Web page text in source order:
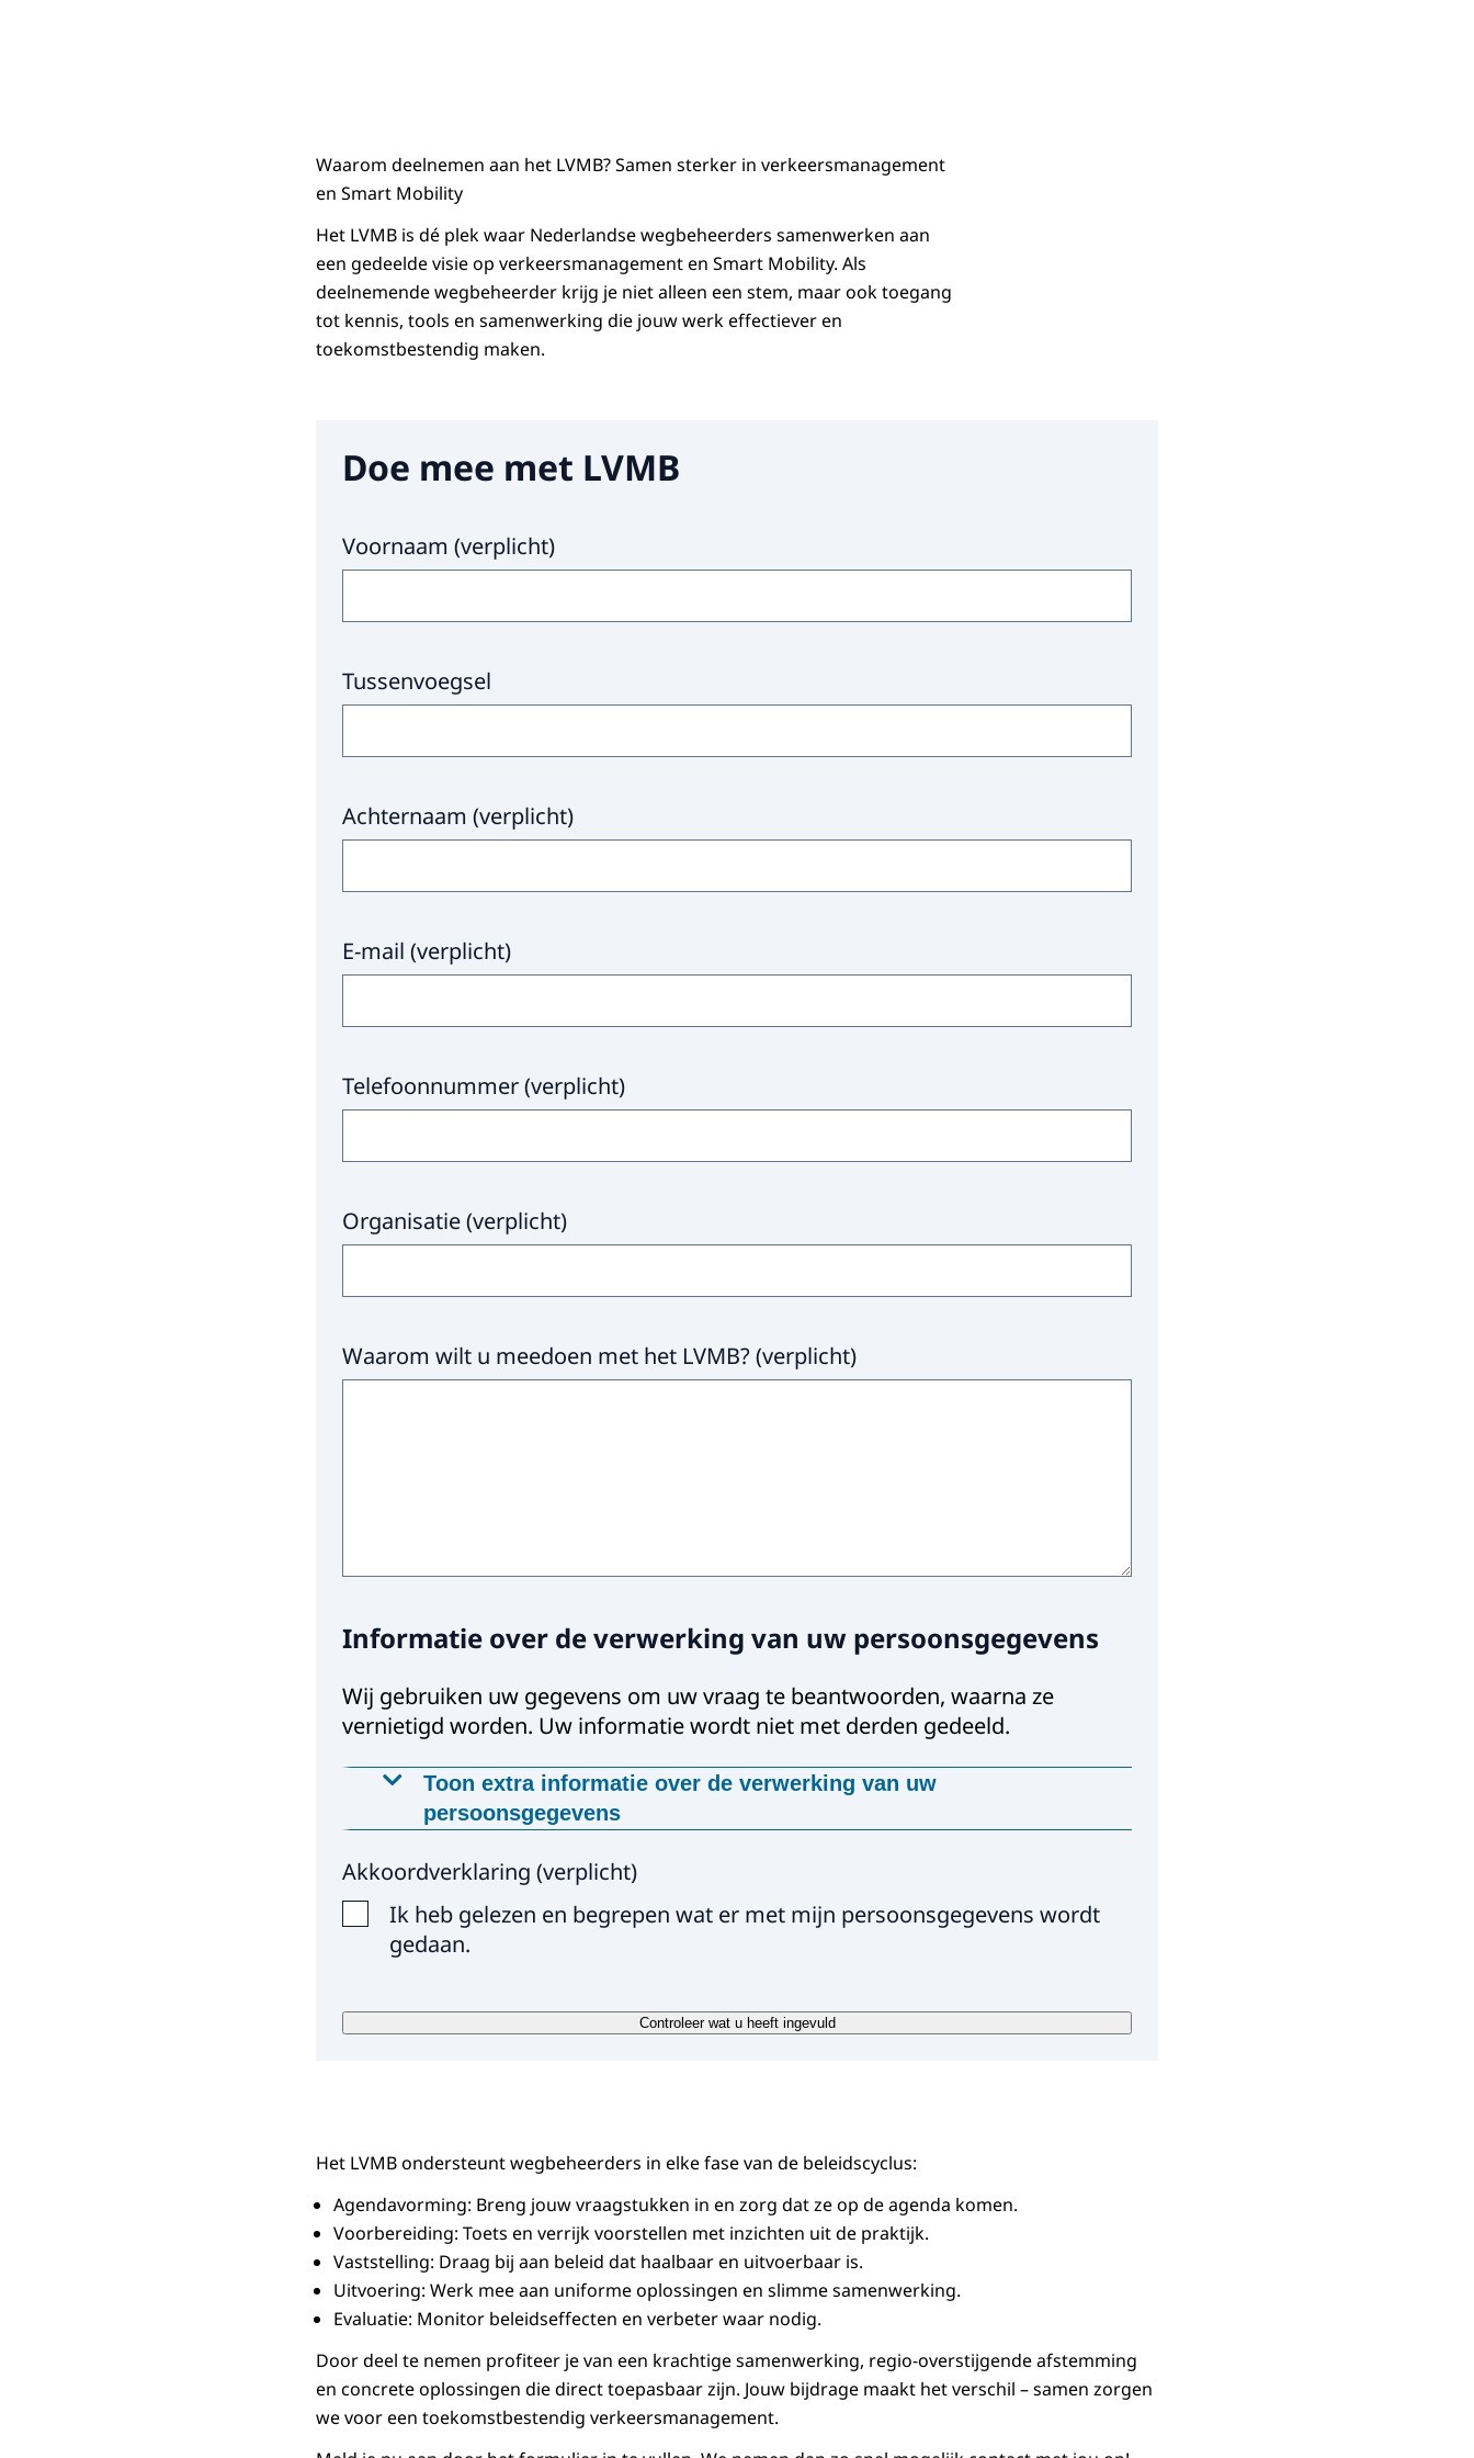
Waarom deelnemen aan het LVMB? Samen sterker in verkeersmanagement
en Smart Mobility
Het LVMB is dé plek waar Nederlandse wegbeheerders samenwerken aan
een gedeelde visie op verkeersmanagement en Smart Mobility. Als
deelnemende wegbeheerder krijg je niet alleen een stem, maar ook toegang
tot kennis, tools en samenwerking die jouw werk effectiever en
toekomstbestendig maken.
Doe mee met LVMB
Voornaam (verplicht)
Tussenvoegsel
Achternaam (verplicht)
E-mail (verplicht)
Telefoonnummer(verplicht)
Organisatie(verplicht)
Waarom wilt u meedoen met het LVMB?(verplicht)
Informatie over de verwerking van uw persoonsgegevens
Wij gebruiken uw gegevens om uw vraag te beantwoorden, waarna ze
vernietigd worden. Uw informatie wordt niet met derden gedeeld.
Toon extra informatie over de verwerking van uw
persoonsgegevens
Wij gebruiken uw gegevens alleen, met uw toestemming om contact met u op te
kunnen nemen.
Op welke manier worden uw gegevens verwerkt?
Wij gebruiken uw gegevens om uw vraag te beantwoorden. Uw vraag wordt door onze
eigen medewerkers beantwoord. Uw gegevens worden niet met derden gedeeld en
Als u deelnemer aan het LVMB bent worden uw gegevens bewaard. Als u geen
hebben beantwoord.
Wat zijn uw rechten?
Meer informatie over uw rechten vindt u op de pagina'Privacy' (link opent in nieuw
tabblad).
Akkoordverklaring (verplicht)
Ik heb gelezen en begrepen wat er met mijn persoonsgegevens wordt
gedaan.
Hier niets invullen a.u.b.
Controleer wat u heeft ingevuld
Het LVMB ondersteunt wegbeheerders in elke fase van de beleidscyclus:
Agendavorming: Breng jouw vraagstukken in en zorg dat ze op de agenda komen.
Voorbereiding: Toets en verrijk voorstellen met inzichten uit de praktijk.
Vaststelling: Draag bij aan beleid dat haalbaar en uitvoerbaar is.
Uitvoering: Werk mee aan uniforme oplossingen en slimme samenwerking.
Evaluatie: Monitor beleidseffecten en verbeter waar nodig.
Door deel te nemen profiteer je van een krachtige samenwerking, regio-overstijgende afstemming
en concrete oplossingen die direct toepasbaar zijn. Jouw bijdrage maakt het verschil – samen zorgen
we voor een toekomstbestendig verkeersmanagement.